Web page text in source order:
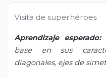
Visita de superhéroes
Aprendizaje esperado:
base en sus
diagonales, ejes de